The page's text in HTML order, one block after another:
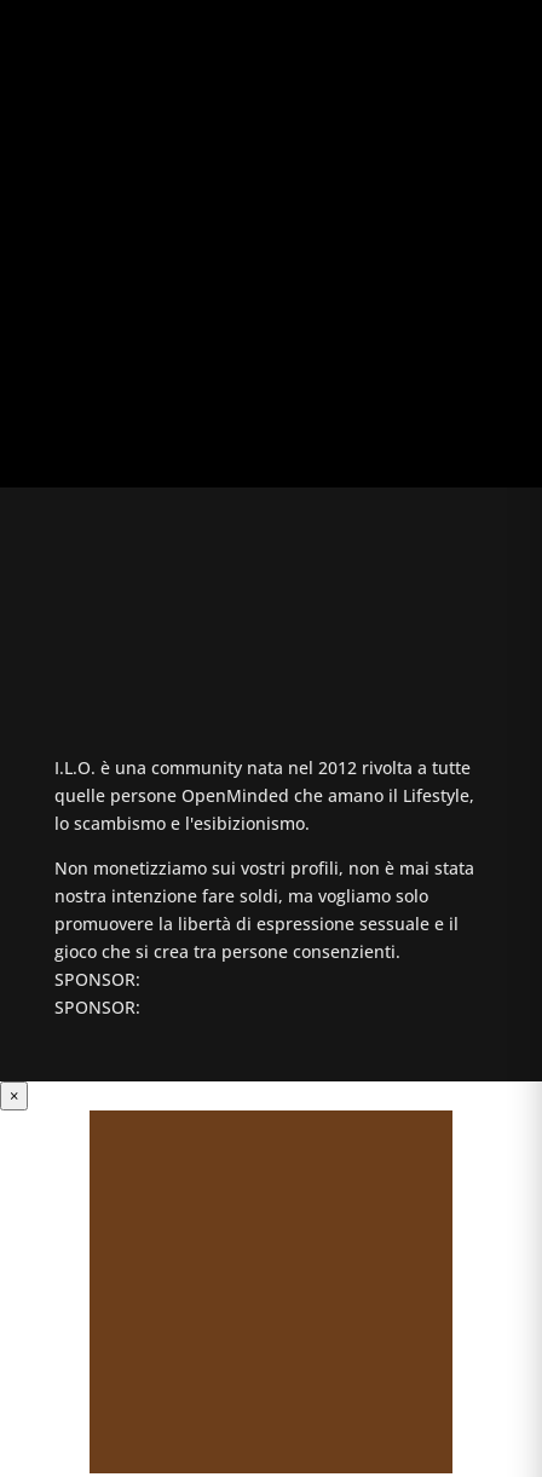
I.L.O. è una community nata nel 2012 rivolta a tutte
quelle persone OpenMinded che amano il Lifestyle,
lo scambismo e l'esibizionismo.
Non monetizziamo sui vostri profili, non è mai stata
nostra intenzione fare soldi, ma vogliamo solo
promuovere la libertà di espressione sessuale e il
gioco che si crea tra persone consenzienti.
SPONSOR:
SPONSOR:
×